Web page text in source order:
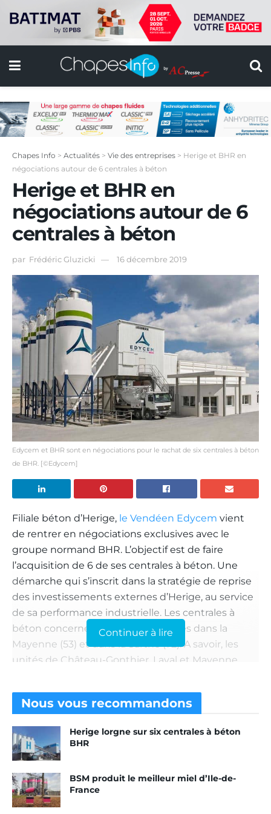
Chapes Info > Actualités > Vie des entreprises > Herige et BHR en
négociations autour de 6 centrales à béton
Herige et BHR en
négociations autour de 6
centrales à béton
par Frédéric Gluzicki 16 décembre 2019
Edycem et BHR sont en négociations pour le rachat de six centrales à béton
de BHR. [©Edycem]
Filiale béton d’Herige, le Vendéen Edycem vient
de rentrer en négociations exclusives avec le
groupe normand BHR. L’objectif est de faire
l’acquisition de 6 de ses centrales à béton. Une
démarche qui s’inscrit dans la stratégie de reprise
des investissements externes d’Herige, au service
de sa performance industrielle. Les centrales à
béton concernées sont celles basées dans la
Mayenne (53) et dans la Sarthe (72). A savoir, les
unités de Château-Gonthier, Laval et Mayenne,
Oisseau-le-Petit et Trangé, dans le second.
Si les négociations aboutissent, cette acquisition
permettra à Herige de renforcer son maillage
géographique. Et ainsi de s’implanter sur deux
départements sur lesquels il est aujourd’hui
absent. Ceci, tout en poursuivant son essor
commercial. En effet, l’activité “béton” constitue
aujourd’hui un axe majeur de développement
Continuer à lire
Nous vous recommandons
Herige lorgne sur six centrales à béton
BHR
BSM produit le meilleur miel d’Ile-de-
France